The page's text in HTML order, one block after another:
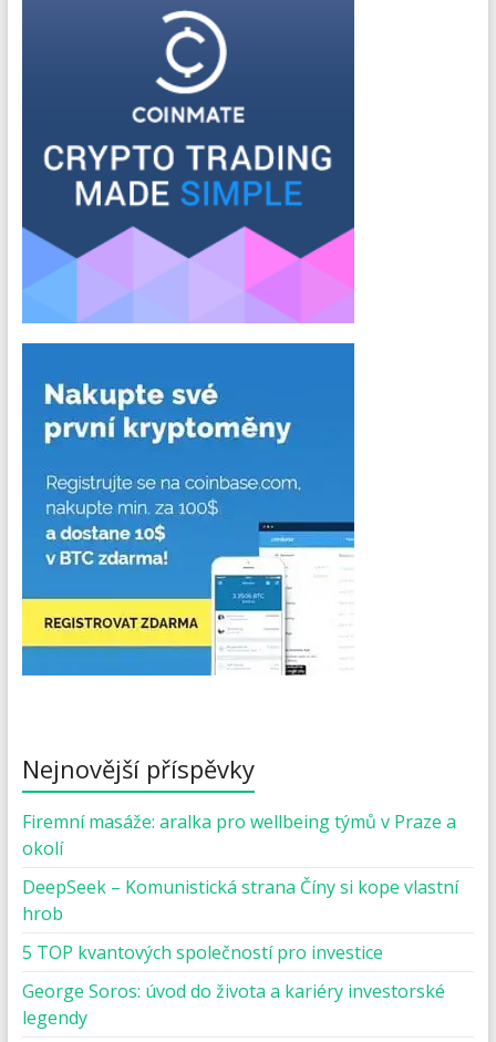
Nejnovější příspěvky
Firemní masáže: aralka pro wellbeing týmů v Praze a
okolí
DeepSeek – Komunistická strana Číny si kope vlastní
hrob
5 TOP kvantových společností pro investice
George Soros: úvod do života a kariéry investorské
legendy